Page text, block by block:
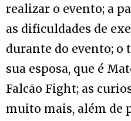
realizar o evento; a
as dificuldades de
durante do evento; o
sua esposa, que é
Falcão Fight; as
muito mais, além de